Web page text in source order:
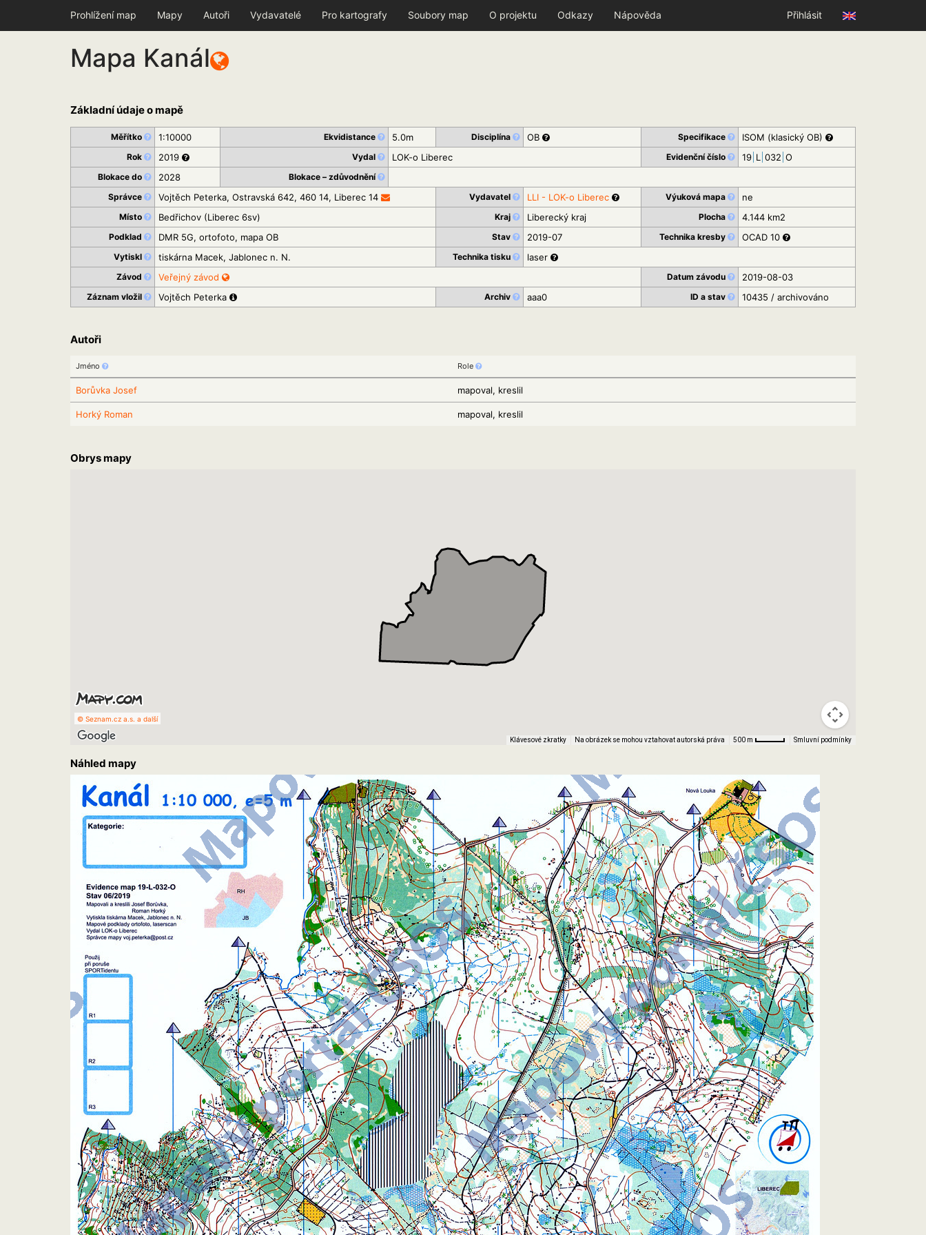
Prohlížení map Mapy Autoři Vydavatelé Pro kartografy Soubory map O projektu Odkazy Nápověda Přihlásit
Mapa Kanál
Základní údaje o mapě
Měřítko 1:10000 Ekvidistance 5.0m Disciplína OB Specifikace ISOM (klasický OB)
Rok 2019 Vydal LOK-o Liberec Evidenční číslo 19 L 032 O
Blokace do 2028
Blokace – zdůvodnění
Správce
Vojtěch Peterka, Ostravská 642, 460 14, Liberec 14 Vydavatel LLI - LOK-o Liberec Výuková mapa ne
Místo Bedřichov (Liberec 6sv) Kraj Liberecký kraj Plocha 4.144 km2
Podklad DMR 5G, ortofoto, mapa OB Stav 2019-07 Technika kresby OCAD 10
Vytiskl tiskárna Macek, Jablonec n. N. Technika tisku laser
Závod Veřejný závod Datum závodu 2019-08-03
Záznam vložil Vojtěch Peterka Archiv aaa0 ID a stav 10435 / archivováno
Autoři
Jméno Role
Borůvka Josef mapoval, kreslil
Horký Roman mapoval, kreslil
Obrys mapy
Klávesové zkratky Na obrázek se mohou vztahovat autorská práva 500 m Smluvní podmínky
© Seznam.cz a.s. a další
Náhled mapy